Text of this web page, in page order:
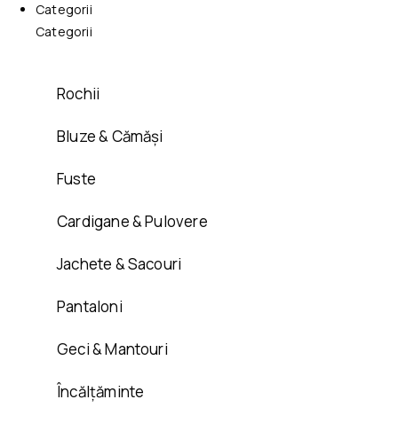
Categorii
Categorii
Rochii
Bluze & Cămăși
Fuste
Cardigane & Pulovere
Jachete & Sacouri
Pantaloni
Geci & Mantouri
Încălțăminte